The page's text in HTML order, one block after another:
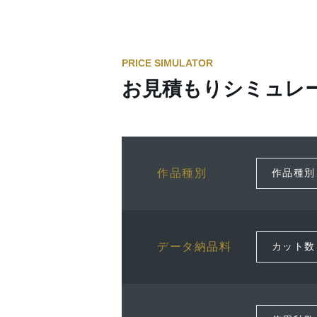
PRICE SIMULATOR
お見積もりシミュレ
作品種別
データ納品料